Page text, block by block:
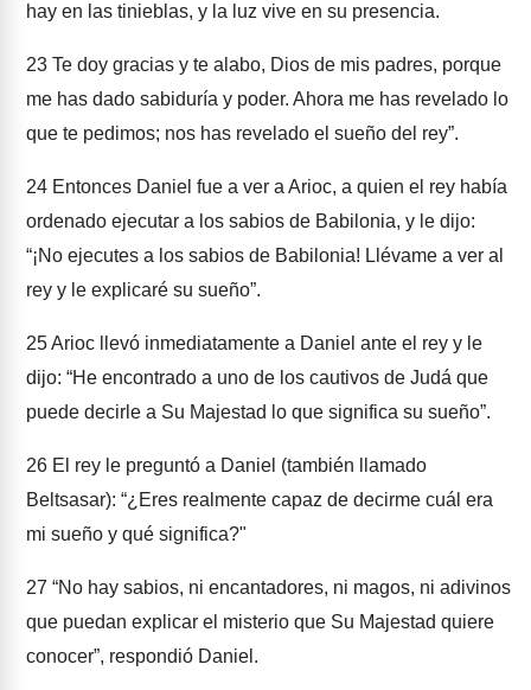
hay en las tinieblas, y la luz vive en su presencia.
23 Te doy gracias y te alabo, Dios de mis padres, porque
me has dado sabiduría y poder. Ahora me has revelado lo
que te pedimos; nos has revelado el sueño del rey”.
24 Entonces Daniel fue a ver a Arioc, a quien el rey había
ordenado ejecutar a los sabios de Babilonia, y le dijo:
“¡No ejecutes a los sabios de Babilonia! Llévame a ver al
rey y le explicaré su sueño”.
25Arioc llevó inmediatamente a Daniel ante el rey y le
dijo: “He encontrado a uno de los cautivos de Judá que
puede decirle a Su Majestad lo que significa su sueño”.
26 El rey le preguntó a Daniel (también llamado
Beltsasar): “¿Eres realmente capaz de decirme cuál era
mi sueño y qué significa?"
27 “No hay sabios, ni encantadores, ni magos, ni adivinos
que puedan explicar el misterio que Su Majestad quiere
conocer”, respondió Daniel.